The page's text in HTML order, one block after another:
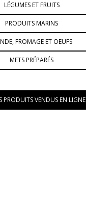
LÉGUMES ET FRUITS
PRODUITS MARINS
FROMAGE ET OEUFS
METS PRÉPARÉS
PRODUITS VENDUS EN LIGNE